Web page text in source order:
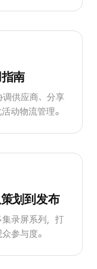
南
供应商、分享
动物流管理。
划到发布
录屏系列，打
参与度。